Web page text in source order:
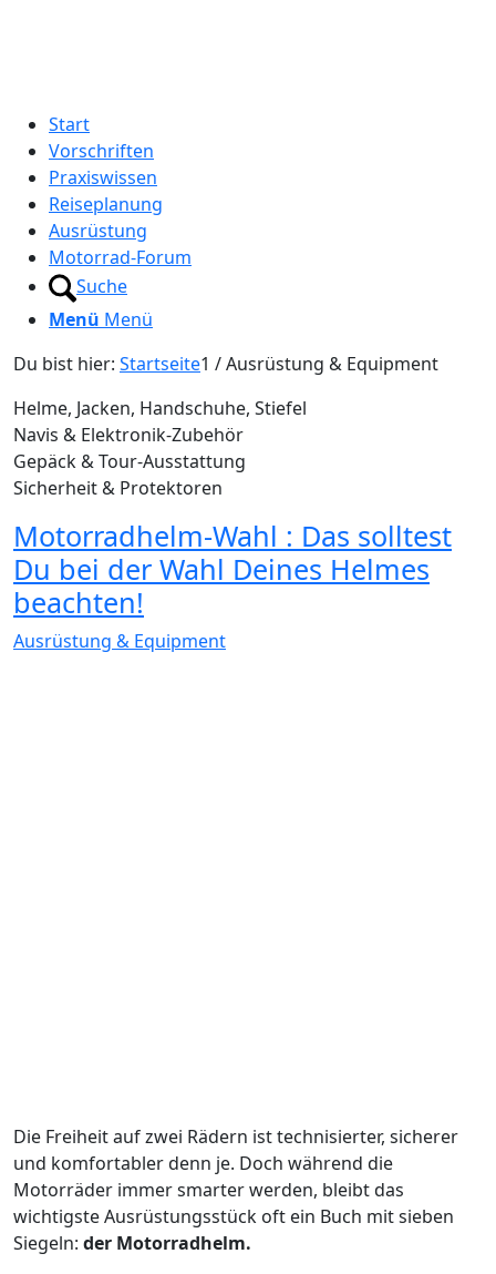
Start
Vorschriften
Praxiswissen
Reiseplanung
Ausrüstung
Motorrad-Forum
Suche
Menü Menü
Du bist hier: Startseite1 /Ausrüstung & Equipment
Helme, Jacken, Handschuhe, Stiefel
Navis & Elektronik‑Zubehör
Gepäck & Tour‑Ausstattung
Sicherheit & Protektoren
Motorradhelm-Wahl : Das solltest
Du bei der Wahl Deines Helmes
beachten!
Ausrüstung & Equipment
Die Freiheit auf zwei Rädern ist technisierter, sicherer
und komfortabler denn je. Doch während die
Motorräder immer smarter werden, bleibt das
wichtigste Ausrüstungsstück oft ein Buch mit sieben
Siegeln: der Motorradhelm.